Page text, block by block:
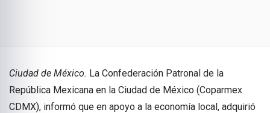
Ciudad de México. La Confederación Patronal de la
República Mexicana en la Ciudad de México (Coparmex
CDMX), informó que en apoyo a la economía local, adquirió